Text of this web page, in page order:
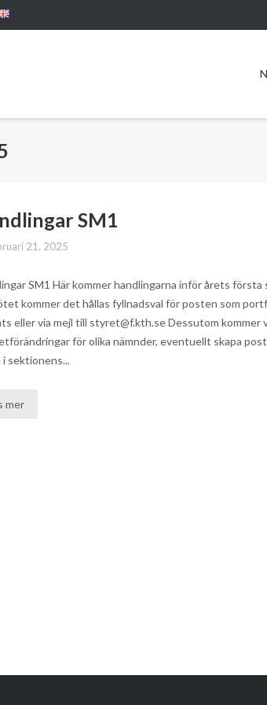
SM1
21, 2025
SM1 Här kommer handlingarna inför årets
kommer det hållas fyllnadsval för posten som
eller via mejl till styret@f.kth.se Dessutom
för olika nämnder, eventuellt skapa
i sektionens...
mer